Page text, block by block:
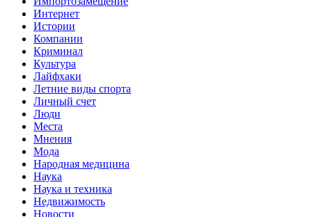
Интернет
Истории
Компании
Криминал
Культура
Лайфхаки
Летние виды спорта
Личный счет
Люди
Места
Мнения
Мода
Народная медицина
Наука
Наука и техника
Недвижимость
Новости